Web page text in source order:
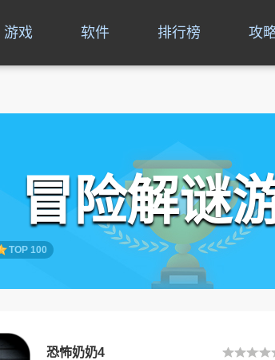
游戏 软件 排行榜 攻
冒险解谜
TOP 100
恐怖奶奶4